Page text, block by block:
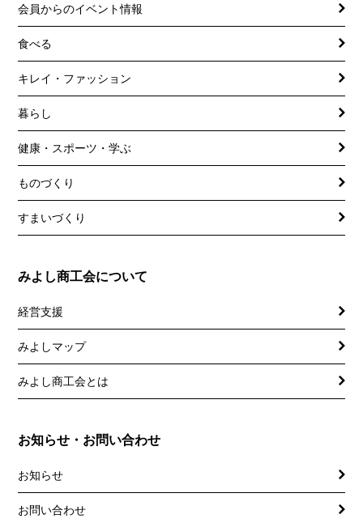
会員からのイベント情報
食べる
キレイ・ファッション
暮らし
健康・スポーツ・学ぶ
ものづくり
すまいづくり
みよし商工会について
経営支援
講習会
記帳相談指導
労働保険事務委託
設備・運転資金の相談
優良従業員表彰
みよしマップ
みよし商工会とは
お知らせ・お問い合わせ
お知らせ
お問い合わせ